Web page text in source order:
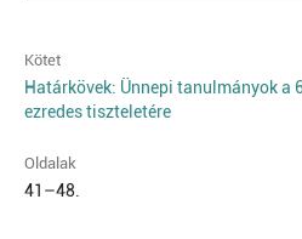
Kötet
Határkövek: Ünnepi tanulmányok a
ezredes tiszteletére
Oldalak
41–48.